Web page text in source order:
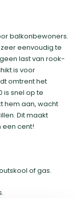
balkonbewoners.
eenvoudig te
last van rook-
is voor
omtrent het
is snel op te
hem aan, wacht
Dit maakt
cent!
of gas.